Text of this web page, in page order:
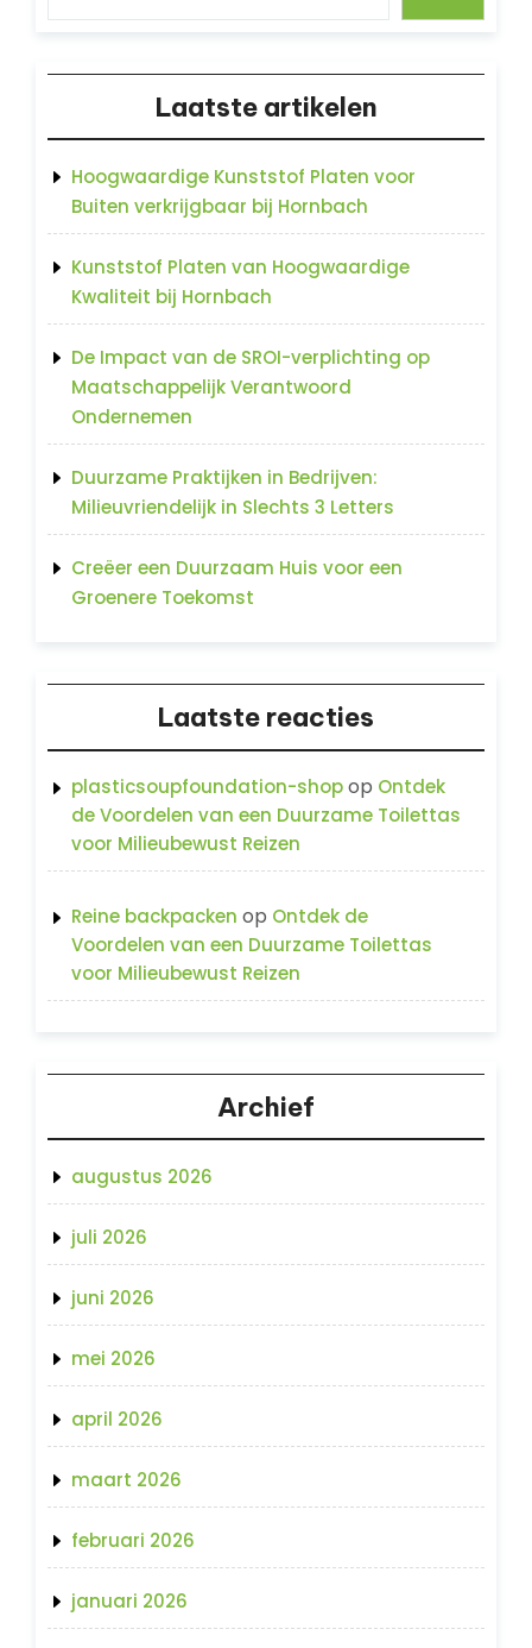
Laatste artikelen
Hoogwaardige Kunststof Platen voor
Buiten verkrijgbaar bij Hornbach
Kunststof Platen van Hoogwaardige
Kwaliteit bij Hornbach
De Impact van de SROI-verplichting op
Maatschappelijk Verantwoord
Ondernemen
Duurzame Praktijken in Bedrijven:
Milieuvriendelijk in Slechts 3 Letters
Creëer een Duurzaam Huis voor een
Groenere Toekomst
Laatste reacties
plasticsoupfoundation-shopop Ontdek
de Voordelen van een Duurzame Toilettas
voor Milieubewust Reizen
Reine backpacken op Ontdek de
Voordelen van een Duurzame Toilettas
voor Milieubewust Reizen
Archief
augustus 2026
juli 2026
juni 2026
mei 2026
april 2026
maart 2026
februari 2026
januari 2026